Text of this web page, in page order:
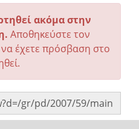
ακόμα στην
Αποθηκεύστε τον
έχετε πρόσβαση στο